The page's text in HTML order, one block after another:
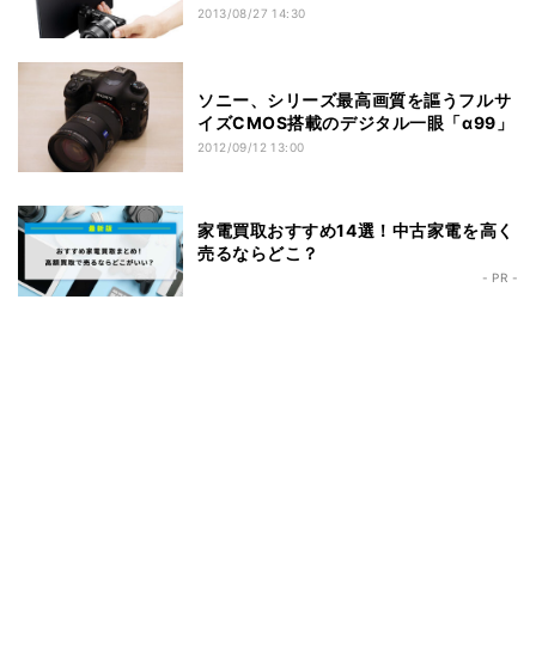
2013/08/27 14:30
ソニー、シリーズ最高画質を謳うフルサ
イズCMOS搭載のデジタル一眼「α99」
2012/09/12 13:00
家電買取おすすめ14選！中古家電を高く
売るならどこ？
- PR -